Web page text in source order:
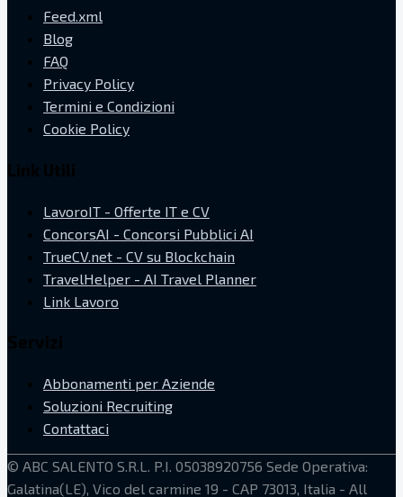
Feed.xml
Blog
FAQ
Privacy Policy
Termini e Condizioni
Cookie Policy
LavoroIT - Offerte IT e CV
ConcorsAI - Concorsi Pubblici AI
TrueCV.net - CV su Blockchain
TravelHelper - AI Travel Planner
Link Lavoro
Abbonamenti per Aziende
Soluzioni Recruiting
Contattaci
© ABC SALENTO S.R.L. P.I. 05038920756 Sede Operativa:
Galatina(LE), Vico del carmine 19 - CAP 73013, Italia - All